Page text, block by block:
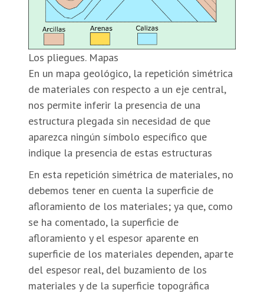
Los pliegues. Mapas
En un mapa geológico, la repetición simétrica
de materiales con respecto a un eje central,
nos permite inferir la presencia de una
estructura plegada sin necesidad de que
aparezca ningún símbolo específico que
indique la presencia de estas estructuras
En esta repetición simétrica de materiales, no
debemos tener en cuenta la superficie de
afloramiento de los materiales; ya que, como
se ha comentado, la superficie de
afloramiento y el espesor aparente en
superficie de los materiales dependen, aparte
del espesor real, del buzamiento de los
materiales y de la superficie topográfica